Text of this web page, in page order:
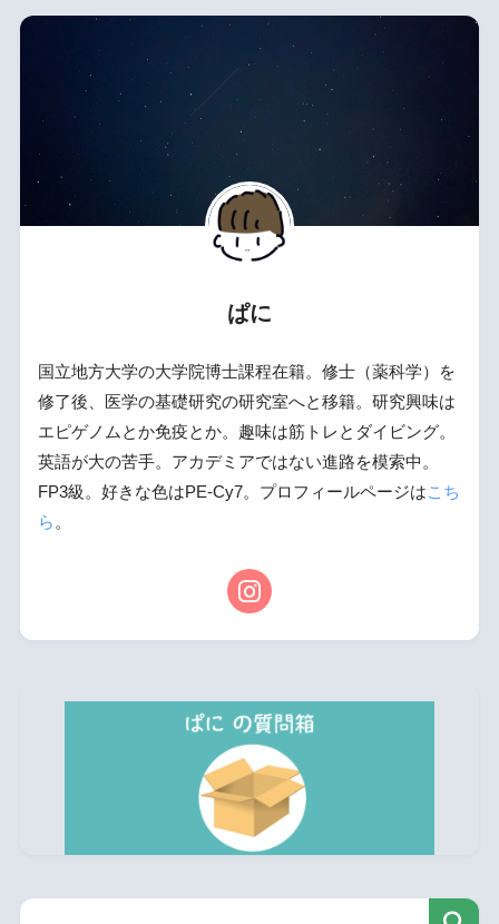
ぱに
国立地方大学の大学院博士課程在籍。修士（薬科学）を
修了後、医学の基礎研究の研究室へと移籍。研究興味は
エピゲノムとか免疫とか。趣味は筋トレとダイビング。
英語が大の苦手。アカデミアではない進路を模索中。
FP3級。好きな色はPE-Cy7。プロフィールページはこち
ら 。